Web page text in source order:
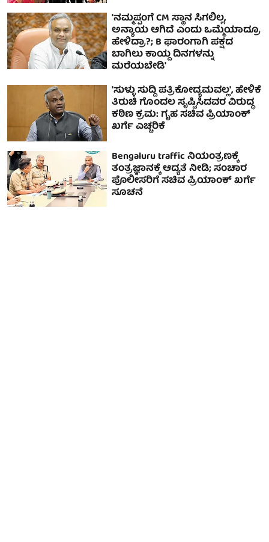
'ನಮ್ಮಪ್ಪಂಗೆ CM ಸ್ಥಾನ ಸಿಗಲಿಲ್ಲ,
ಅನ್ಯಾಯ ಆಗಿದೆ ಎಂದು ಒಮ್ಮೆಯಾದ್ರೂ
ಹೇಳಿದ್ರಾ?; B ಫಾರಂಗಾಗಿ ಪಕ್ಷದ
ಬಾಗಿಲು ಕಾಯ್ದ ದಿನಗಳನ್ನು
ಮರೆಯಬೇಡಿ'
'ಸುಳ್ಳು ಸುದ್ದಿ ಪತ್ರಿಕೋದ್ಯಮವಲ್ಲ', ಹೇಳಿಕೆ
ತಿರುಚಿ ಗೊಂದಲ ಸೃಷ್ಟಿಸಿದವರ ವಿರುದ್ಧ
ಕಠಿಣ ಕ್ರಮ: ಗೃಹ ಸಚಿವ ಪ್ರಿಯಾಂಕ್
ಖರ್ಗೆ ಎಚ್ಚರಿಕೆ
Bengaluru traffic ನಿಯಂತ್ರಣಕ್ಕೆ
ತಂತ್ರಜ್ಞಾನಕ್ಕೆ ಆದ್ಯತೆ ನೀಡಿ; ಸಂಚಾರ
ಪೊಲೀಸರಿಗೆ ಸಚಿವ ಪ್ರಿಯಾಂಕ್ ಖರ್ಗೆ
ಸೂಚನೆ